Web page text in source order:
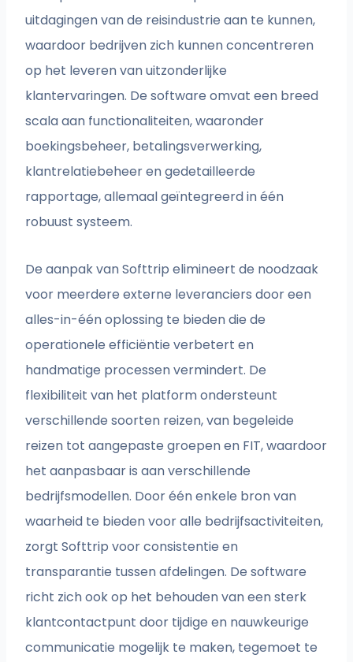
uitdagingen van de reisindustrie aan te kunnen,
waardoor bedrijven zich kunnen concentreren
op het leveren van uitzonderlijke
klantervaringen. De software omvat een breed
scala aan functionaliteiten, waaronder
boekingsbeheer, betalingsverwerking,
klantrelatiebeheer en gedetailleerde
rapportage, allemaal geïntegreerd in één
robuust systeem.
De aanpak van Softtrip elimineert de noodzaak
voor meerdere externe leveranciers door een
alles-in-één oplossing te bieden die de
operationele efficiëntie verbetert en
handmatige processen vermindert. De
flexibiliteit van het platform ondersteunt
verschillende soorten reizen, van begeleide
reizen tot aangepaste groepen en FIT, waardoor
het aanpasbaar is aan verschillende
bedrijfsmodellen. Door één enkele bron van
waarheid te bieden voor alle bedrijfsactiviteiten,
zorgt Softtrip voor consistentie en
transparantie tussen afdelingen. De software
richt zich ook op het behouden van een sterk
klantcontactpunt door tijdige en nauwkeurige
communicatie mogelijk te maken, tegemoet te